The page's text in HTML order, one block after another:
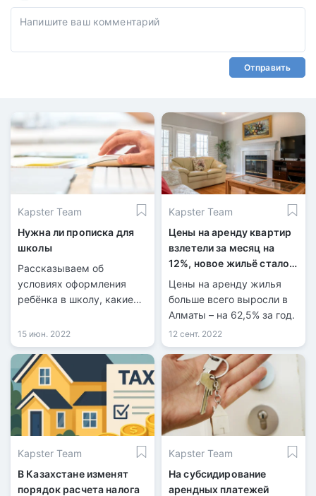
Отправить
Kapster Team
Нужна ли прописка для
школы
Рассказываем об
условиях оформления
ребёнка в школу, какие
какую роль в этом играет
прописка по месту
жительства.
15 июн. 2022
Kapster Team
Цены на аренду квартир
взлетели за месяц на
12%, новое жильё стало
немного дешевле
Цены на аренду жилья
больше всего выросли в
Алматы – на 62,5% за год.
12 сент. 2022
Kapster Team
В Казахстане изменят
порядок расчета налога
Kapster Team
На субсидирование
арендных платежей